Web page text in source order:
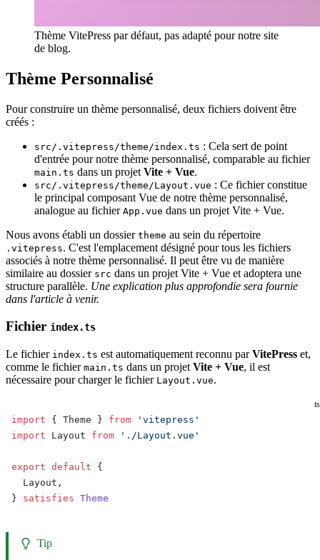
Thème VitePress par défaut, pas adapté pour notre site
de blog.
Thème Personnalisé
Pour construire un thème personnalisé, deux fichiers doivent être
créés :
src/.vitepress/theme/index.ts : Cela sert de point
d'entrée pour notre thème personnalisé, comparable au fichier
main.ts dans un projet Vite + Vue.
src/.vitepress/theme/Layout.vue : Ce fichier constitue
le principal composant Vue de notre thème personnalisé,
analogue au fichier App.vue dans un projet Vite + Vue.
Nous avons établi un dossier theme au sein du répertoire
.vitepress. C'est l'emplacement désigné pour tous les fichiers
associés à notre thème personnalisé. Il peut être vu de manière
similaire au dossier src dans un projet Vite + Vue et adoptera une
structure parallèle. Une explication plus approfondie sera fournie
dans l'article à venir.
Fichier index.ts
Le fichier index.ts est automatiquement reconnu parVitePress et,
comme le fichier main.ts dans un projet Vite + Vue, il est
nécessaire pour charger le fichier Layout.vue.
ts
import { Theme } from 'vitepress'
import Layout from './Layout.vue'
export default {
  Layout,
} satisfies Theme
Tip